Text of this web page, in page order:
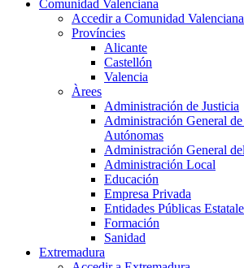
Comunidad Valenciana
Accedir a Comunidad Valenciana
Províncies
Alicante
Castellón
Valencia
Àrees
Administración de Justicia
Administración General
Autónomas
Administración General
Administración Local
Educación
Empresa Privada
Entidades Públicas
Formación
Sanidad
Extremadura